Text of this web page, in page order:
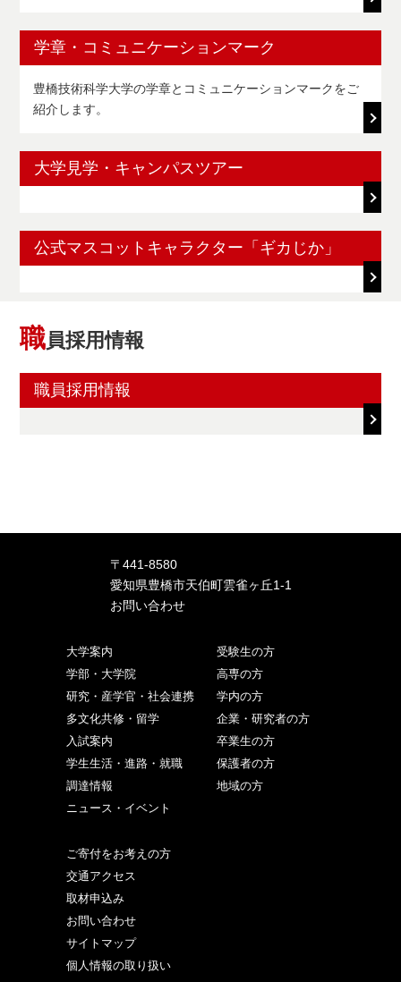
学章・コミュニケーションマーク
豊橋技術科学大学の学章とコミュニケーションマークをご
紹介します。
大学見学・キャンパスツアー
公式マスコットキャラクター「ギカじか」
職員採用情報
職員採用情報
〒441-8580
愛知県豊橋市天伯町雲雀ヶ丘1-1
お問い合わせ
大学案内
学部・大学院
研究・産学官・社会連携
多文化共修・留学
入試案内
学生生活・進路・就職
調達情報
ニュース・イベント
受験生の方
高専の方
学内の方
企業・研究者の方
卒業生の方
保護者の方
地域の方
ご寄付をお考えの方
交通アクセス
取材申込み
お問い合わせ
サイトマップ
個人情報の取り扱い